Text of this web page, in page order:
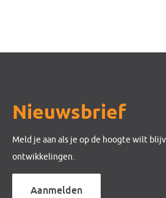
Nieuwsbrief
Meld je aan als je op de hoogte wilt
ontwikkelingen.
Aanmelden